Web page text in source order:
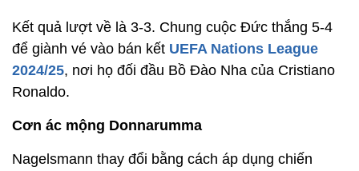
Kết quả lượt về là 3-3. Chung cuộc Đức thắng 5-4
để giành vé vào bán kết UEFA Nations League
2024/25, nơi họ đối đầu Bồ Đào Nha của Cristiano
Ronaldo.
Cơn ác mộng Donnarumma
Nagelsmann thay đổi bằng cách áp dụng chiến